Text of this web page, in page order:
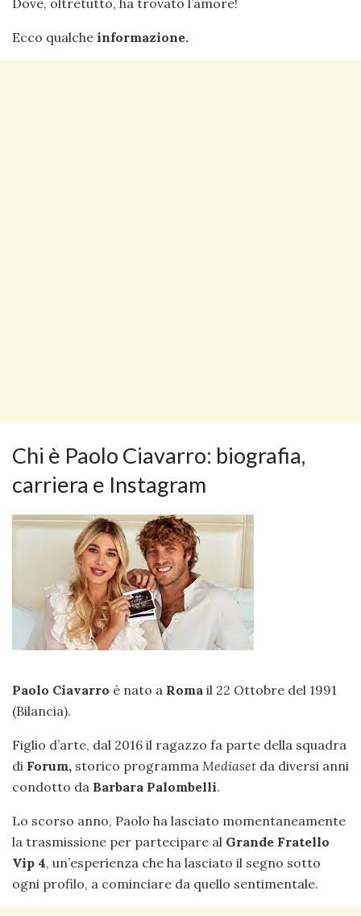
Dove, oltretutto, ha trovato l’amore!
Ecco qualche informazione.
Chi è Paolo Ciavarro: biografia,
carriera e Instagram
Paolo Ciavarro è nato a Roma il 22 Ottobre del 1991
(Bilancia).
Figlio d’arte, dal 2016 il ragazzo fa parte della squadra
di Forum, storico programma Mediaset da diversi anni
condotto da Barbara Palombelli.
Lo scorso anno, Paolo ha lasciato momentaneamente
la trasmissione per partecipare al Grande Fratello
Vip 4, un’esperienza che ha lasciato il segno sotto
ogni profilo, a cominciare da quello sentimentale.